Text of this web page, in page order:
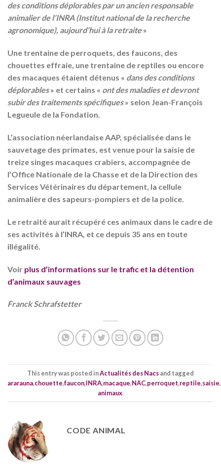
des conditions déplorables par un ancien responsable
animalier de l’INRA (Institut national de la recherche
agronomique), aujourd’hui à la retraite»
Une trentaine de perroquets, des faucons, des
chouettes effraie, une trentaine de reptiles ou encore
des macaques étaient détenus « dans des conditions
déplorables» et certains « ont des maladies et devront
subir des traitements spécifiques» selon Jean-François
Legueule de la Fondation.
L’association néerlandaise AAP, spécialisée dans le
sauvetage des primates, est venue pour la saisie de
treize singes macaques crabiers, accompagnée de
l’Office Nationale de la Chasse et de la Direction des
Services Vétérinaires du département, la cellule
animalière des sapeurs-pompiers et de la police.
Le retraité aurait récupéré ces animaux dans le cadre de
ses activités à l’INRA, et ce depuis 35 ans en toute
illégalité.
Voir plus d’informations sur le trafic et la détention
d’animaux sauvages
Franck Schrafstetter
This entry was posted inActualités des Nacsand tagged
ararauna,chouette,faucon,INRA,macaque,NAC,perroquet,reptile,saisie,
animaux.
CODE ANIMAL